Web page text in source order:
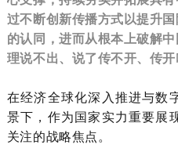
过不断创新传播方式以提升
的认同，进而从根本上破解
理说不出、说了传不开、传开
在经济全球化深入推进与数
景下，作为国家实力重要展
关注的战略焦点。